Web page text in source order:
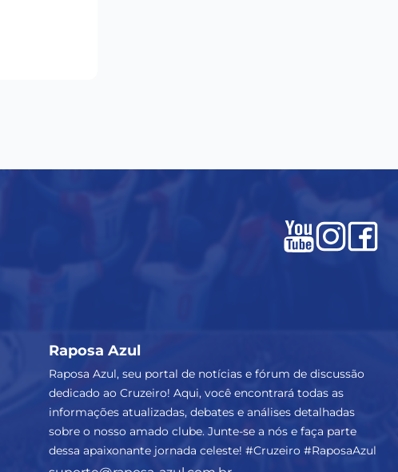
Raposa Azul
Raposa Azul, seu portal de notícias e fórum de discussão
dedicado ao Cruzeiro! Aqui, você encontrará todas as
informações atualizadas, debates e análises detalhadas
sobre o nosso amado clube. Junte-se a nós e faça parte
dessa apaixonante jornada celeste! #Cruzeiro #RaposaAzul